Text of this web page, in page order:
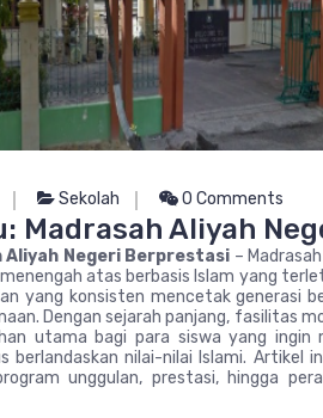
Sekolah 0 Comments
Madrasah Aliyah
Aliyah Negeri Berprestasi –
atas berbasis Islam yang
yang konsisten mencetak generasi
Dengan sejarah panjang, fasilitas
utama bagi para siswa yang ingin
berlandaskan nilai-nilai Islami. Artikel
unggulan, prestasi, hingga